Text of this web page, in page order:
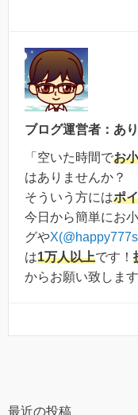
ブログ運営者：あ
「空いた時間でお
はありませんか？
そういう方にはポ
今日から簡単にお
グや
は1万人以上です！
からお願い致します
最近の投稿